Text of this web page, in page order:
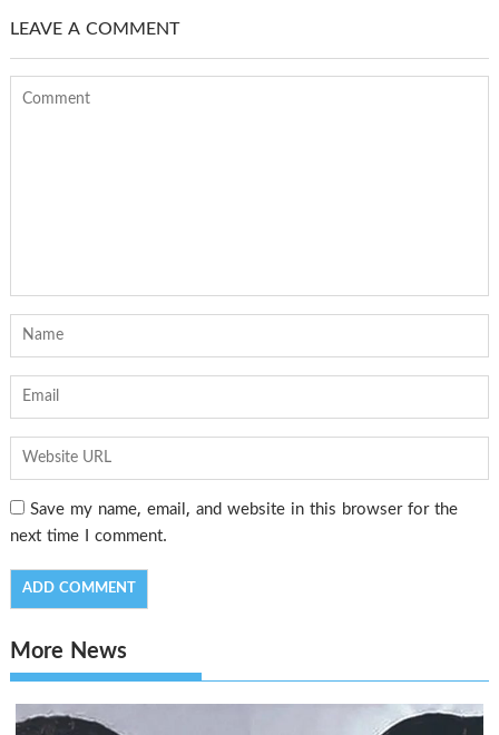
LEAVE A COMMENT
Save my name, email, and website in this browser for the
next time I comment.
More News